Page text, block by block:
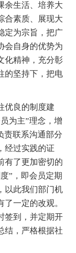
生活、培养大
合素质、展现大
定为宗旨，把广
会自身的优势为
化精神，充分彰
的坚持下，把电
良的制度建
为主”理念，增
联系沟通部分
经过实践的证
有了更加密切的
”，即会员定期
以此我们部门机
一定的改观。
签到，并定期开
结，严格根据社